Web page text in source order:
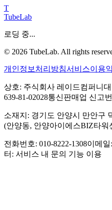
T
TubeLab
로딩 중...
© 2026 TubeLab. All rights
개인정보처리방침서비스이용
상호: 주식회사 레이드컴퍼니
639-81-02028통신판매업 신고
소재지: 경기도 안양시 만안구
(안양동, 안양아이에스BIZ타워
전화번호: 010-8222-1308이메일
터: 서비스 내 문의 기능 이용